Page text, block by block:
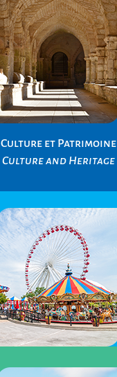
Culture et Patrimoine
Culture and Heritage
Parcs de Loisirs